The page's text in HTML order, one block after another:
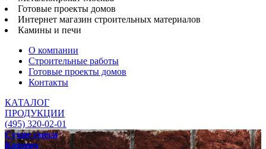
Готовые проекты домов
Интернет магазин строительных материалов
Камины и печи
О компании
Строительные работы
Готовые проекты домов
Контакты
КАТАЛОГ
ПРОДУКЦИИ
(495) 320-02-01
Сухие смеси
Кирпич